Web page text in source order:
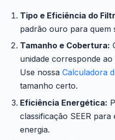
Tipo e Eficiência do
padrão ouro para quem
Tamanho e Cobertura:
unidade corresponde
Use nossa Calculadora
tamanho certo.
Eficiência Energética:
classificação SEER
energia.